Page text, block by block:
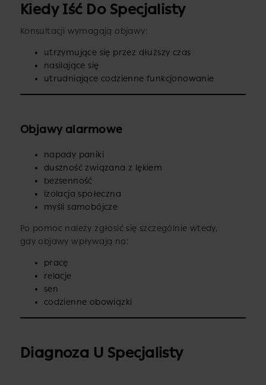
Kiedy Iść Do Specjalisty
Konsultacji wymagają objawy:
utrzymujące się przez dłuższy czas
nasilające się
utrudniające codzienne funkcjonowanie
Objawy alarmowe
napady paniki
duszność związana z lękiem
bezsenność
izolacja społeczna
myśli samobójcze
Po pomoc należy zgłosić się szczególnie wtedy,
gdy objawy wpływają na:
pracę
relacje
sen
codzienne obowiązki
Diagnoza U Specjalisty